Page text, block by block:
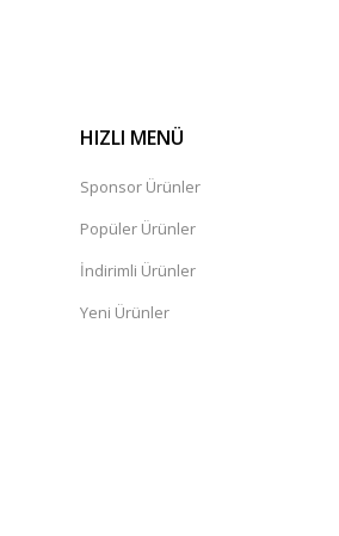
HIZLI MENÜ
Sponsor Ürünler
Popüler Ürünler
İndirimli Ürünler
Yeni Ürünler